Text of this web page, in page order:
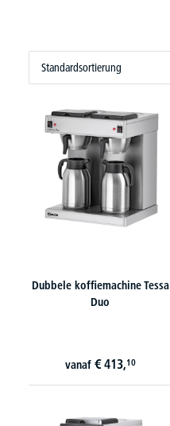
Dubbele koffiemachine Tessa
Duo
vanaf € 413,10